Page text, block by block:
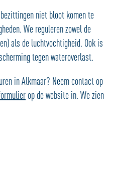
niet bloot komen te
We reguleren zowel de
als de luchtvochtigheid. Ook is
tegen wateroverlast.
in Alkmaar? Neem contact op
op de website in. We zien